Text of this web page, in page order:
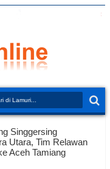
Singgersing
Utara, Tim Relawan
Aceh Tamiang